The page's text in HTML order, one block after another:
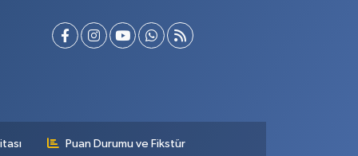
Puan Durumu ve Fikstür